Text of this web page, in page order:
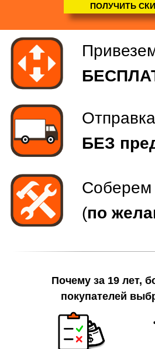
ПОЛУЧИТЬ
Почему за 19 лет,
покупателей